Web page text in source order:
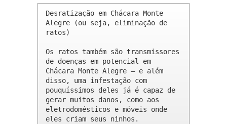
Desratização em Chácara Monte
Alegre (ou seja, eliminação de
ratos)
Os ratos também são transmissores
de doenças em potencial em
Chácara Monte Alegre – e além
disso, uma infestação com
pouquíssimos deles já é capaz de
gerar muitos danos, como aos
eletrodomésticos e móveis onde
eles criam seus ninhos.